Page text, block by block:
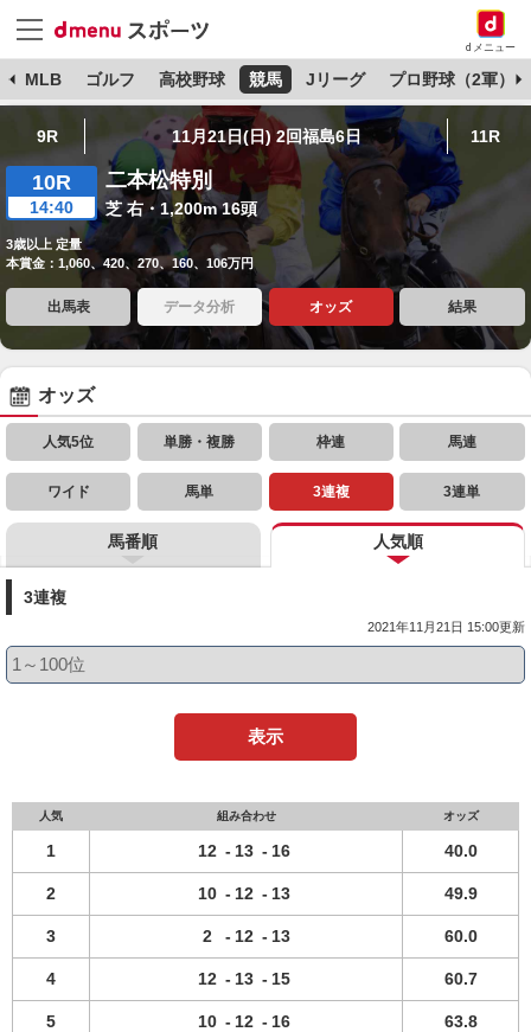
dメニュー
MLB ゴルフ 高校野球 競馬 Jリーグ プロ野球（2軍）
9R 11月21日(日) 2回福島6日 11R
10R
14:40
二本松特別
芝 右・1,200m 16頭
3歳以上 定量
本賞金：1,060、420、270、160、106万円
出馬表 データ分析 オッズ 結果
オッズ
人気5位 単勝・複勝 枠連 馬連
ワイド 馬単 3連複 3連単
馬番順 人気順
3連複
2021年11月21日 15:00更新
表示
人気 組み合わせ オッズ
1 12 - 13 - 16 40.0
2 10 - 12 - 13 49.9
3 2 - 12 - 13 60.0
4 12 - 13 - 15 60.7
5 10 - 12 - 16 63.8